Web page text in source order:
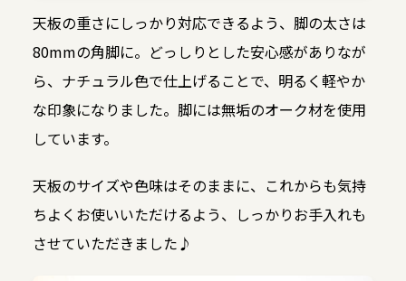
天板の重さにしっかり対応できるよう、脚の太さは
80mmの角脚に。どっしりとした安心感がありなが
ら、ナチュラル色で仕上げることで、明るく軽やか
な印象になりました。脚には無垢のオーク材を使用
しています。
天板のサイズや色味はそのままに、これからも気持
ちよくお使いいただけるよう、しっかりお手入れも
させていただきました♪